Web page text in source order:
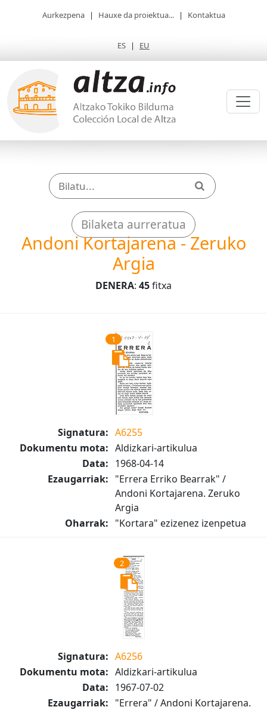
Aurkezpena | Hauxe da proiektua... | Kontaktua
ES | EU
Bilaketa aurreratua
Andoni Kortajarena - Zeruko
Argia
DENERA: 45fitxa
1
Signatura: A6255
Dokumentu mota: Aldizkari-artikulua
Data: 1968-04-14
Ezaugarriak: "Errera Erriko Bearrak" /
Andoni Kortajarena. Zeruko
Argia
Oharrak: "Kortara" ezizenez izenpetua
2
Signatura: A6256
Dokumentu mota: Aldizkari-artikulua
Data: 1967-07-02
Ezaugarriak: "Errera" / Andoni Kortajarena.